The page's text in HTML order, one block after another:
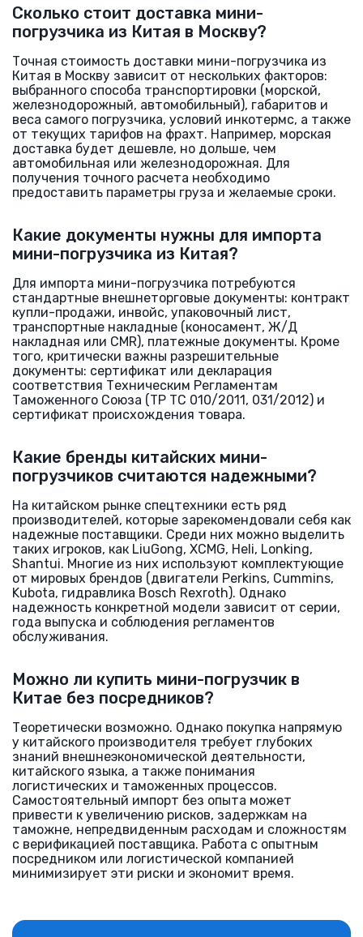
Сколько стоит доставка мини-
погрузчика из Китая в Москву?
Точная стоимость доставки мини-погрузчика из
Китая в Москву зависит от нескольких факторов:
выбранного способа транспортировки (морской,
железнодорожный, автомобильный), габаритов и
веса самого погрузчика, условий инкотермс, а также
от текущих тарифов на фрахт. Например, морская
доставка будет дешевле, но дольше, чем
автомобильная или железнодорожная. Для
получения точного расчета необходимо
предоставить параметры груза и желаемые сроки.
Какие документы нужны для импорта
мини-погрузчика из Китая?
Для импорта мини-погрузчика потребуются
стандартные внешнеторговые документы: контракт
купли-продажи, инвойс, упаковочный лист,
транспортные накладные (коносамент, Ж/Д
накладная или CMR), платежные документы. Кроме
того, критически важны разрешительные
документы: сертификат или декларация
соответствия Техническим Регламентам
Таможенного Союза (ТР ТС 010/2011, 031/2012) и
сертификат происхождения товара.
Какие бренды китайских мини-
погрузчиков считаются надежными?
На китайском рынке спецтехники есть ряд
производителей, которые зарекомендовали себя как
надежные поставщики. Среди них можно выделить
таких игроков, как LiuGong, XCMG, Heli, Lonking,
Shantui. Многие из них используют комплектующие
от мировых брендов (двигатели Perkins, Cummins,
Kubota, гидравлика Bosch Rexroth). Однако
надежность конкретной модели зависит от серии,
года выпуска и соблюдения регламентов
обслуживания.
Можно ли купить мини-погрузчик в
Китае без посредников?
Теоретически возможно. Однако покупка напрямую
у китайского производителя требует глубоких
знаний внешнеэкономической деятельности,
китайского языка, а также понимания
логистических и таможенных процессов.
Самостоятельный импорт без опыта может
привести к увеличению рисков, задержкам на
таможне, непредвиденным расходам и сложностям
с верификацией поставщика. Работа с опытным
посредником или логистической компанией
минимизирует эти риски и экономит время.